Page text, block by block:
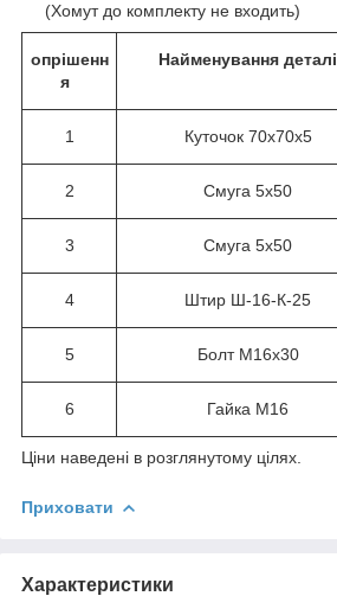
(Хомут до комплекту не входить)
опрішенн
я
Найменування деталі
1 Куточок 70х70х5
2 Смуга 5х50
3 Смуга 5х50
4 Штир Ш-16-К-25
5 Болт М16х30
6 Гайка М16
Ціни наведені в розглянутому цілях.
Приховати
Характеристики